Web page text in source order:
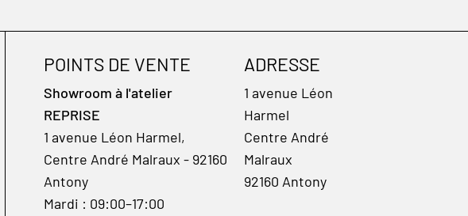
ADRESSE
1 avenue Léon
Harmel
Centre André
Malraux
92160 Antony
POINTS DE VENTE
Showroom à l'atelier
REPRISE
1 avenue Léon Harmel,
Centre André Malraux - 92160
Antony
Mardi : 09:00–17:00